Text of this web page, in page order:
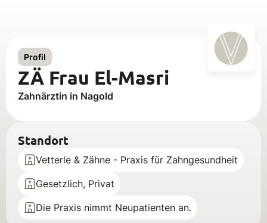
Profil
ZÄ Frau El-Masri
Zahnärztin in Nagold
Standort
Vetterle & Zähne - Praxis für Zahngesundheit
Gesetzlich, Privat
Die Praxis nimmt Neupatienten an.